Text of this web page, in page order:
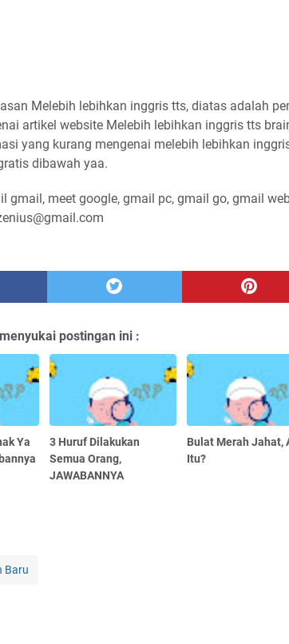
Melebih lebihkan inggris tts, diatas adalah
artikel website Melebih lebihkan inggris tts
yang kurang mengenai melebih lebihkan
dibawah yaa.
gmail, meet google, gmail pc, gmail go, gmail
postingan ini :
Ya
3 Huruf Dilakukan
Semua Orang,
JAWABANNYA
Bulat Merah Jahat,
Itu?
Baru